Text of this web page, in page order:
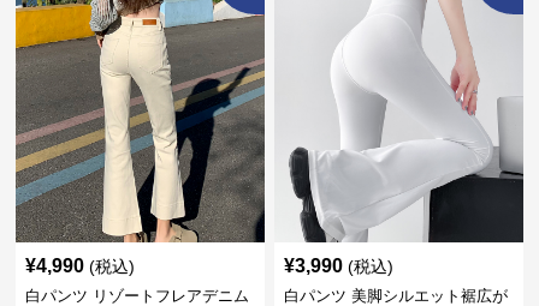
¥4,990 (税込)
白パンツ リゾートフレアデニム
¥3,990 (税込)
白パンツ 美脚シルエット裾広が